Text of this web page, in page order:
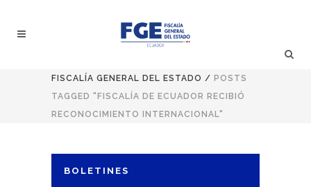
FISCALÍA GENERAL DEL ESTADO / POSTS
TAGGED "FISCALÍA DE ECUADOR RECIBIÓ
RECONOCIMIENTO INTERNACIONAL"
BOLETINES